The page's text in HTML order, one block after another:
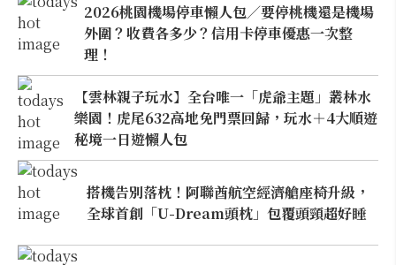
2026桃園機場停車懶人包／要停桃機還是機場
外圍？收費各多少？信用卡停車優惠一次整
理！
【雲林親子玩水】全台唯一「虎爺主題」叢林水
樂園！虎尾632高地免門票回歸，玩水＋4大順遊
秘境一日遊懶人包
搭機告別落枕！阿聯酋航空經濟艙座椅升級，
全球首創「U-Dream頭枕」包覆頭頸超好睡